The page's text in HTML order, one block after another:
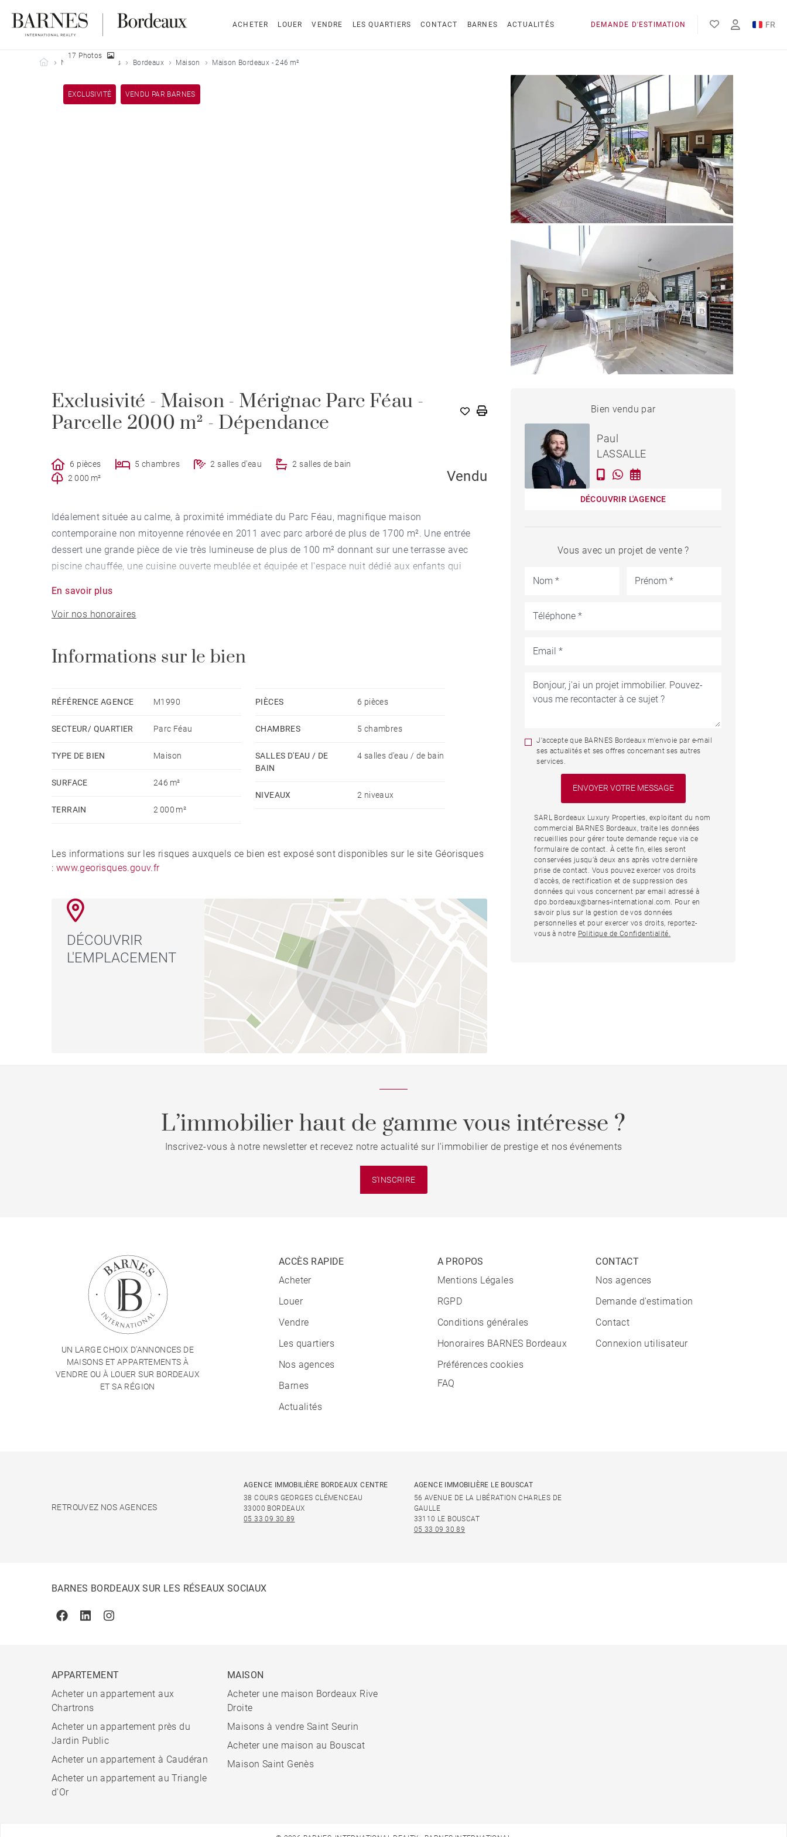
ACHETER LOUER VENDRE LES QUARTIERS CONTACT BARNES ACTUALITÉS DEMANDE D'ESTIMATION
FR
Barnes Bordeaux
Nos biens vendus Bordeaux Maison Maison Bordeaux - 246 m²
EXCLUSIVITÉ VENDU PAR BARNES
17 Photos
Exclusivité - Maison - Mérignac Parc Féau -
Parcelle 2000 m² - Dépendance
6 pièces 5 chambres 2 salles d'eau
2 salles de bain
2 000 m²
Vendu
Idéalement située au calme, à proximité immédiate du Parc Féau, magnifique maison
contemporaine non mitoyenne rénovée en 2011 avec parc arboré de plus de 1700 m². Une entrée
dessert une grande pièce de vie très lumineuse de plus de 100 m² donnant sur une terrasse avec
piscine chauffée, une cuisine ouverte meublée et équipée et l'espace nuit dédié aux enfants qui
dédié à l'espace parental, disposant d'un bureau ouvert avec accès à la terrasse végétalisée et d'une
suite parentale avec dressing et salle de bain, offrant un accès à une terrasse offrant une vue
d'une cave à vin aménagée. En fond de parcelle, la dépendance dispose d'une chambre avec salle
d'eau donnant sur une terrasse privative avec jacuzzi. Un garage deux véhicules complète ce bien
Contact Paul LASSALLE : 06 20 52 49 14
En savoir plus
Voir nos honoraires
Informations sur le bien
RÉFÉRENCE AGENCE M1990
SECTEUR/ QUARTIER Parc Féau
TYPE DE BIEN Maison
SURFACE 246 m²
TERRAIN 2 000 m²
PIÈCES 6 pièces
CHAMBRES 5 chambres
SALLES D'EAU / DE
BAIN
4 salles d'eau / de bain
NIVEAUX 2 niveaux
Les informations sur les risques auxquels ce bien est exposé sont disponibles sur le site Géorisques
: www.georisques.gouv.fr
DÉCOUVRIR
L'EMPLACEMENT
MAISON BORDEAUX -
246 M²
Bien vendu par
Paul
LASSALLE
DÉCOUVRIR L'AGENCE
Vous avec un projet de vente ?
J'accepte que BARNES Bordeaux m'envoie par e-mail
ses actualités et ses offres concernant ses autres
services.
SARL Bordeaux Luxury Properties, exploitant du nom
commercial BARNES Bordeaux, traite les données
recueillies pour gérer toute demande reçue via ce
formulaire de contact. À cette fin, elles seront
conservées jusqu’à deux ans après votre dernière
prise de contact. Vous pouvez exercer vos droits
d'accès, de rectification et de suppression des
données qui vous concernent par email adressé à
dpo.bordeaux@barnes-international.com. Pour en
savoir plus sur la gestion de vos données
personnelles et pour exercer vos droits, reportez-
vous à notre Politique de Confidentialité.
L’immobilier haut de gamme vous intéresse ?
Inscrivez-vous à notre newsletter et recevez notre actualité sur l'immobilier de prestige et nos événements
S'INSCRIRE
UN LARGE CHOIX D'ANNONCES DE
MAISONS ET APPARTEMENTS À
VENDRE OU À LOUER SUR BORDEAUX
ET SA RÉGION
ACCÈS RAPIDE
Acheter
Louer
Vendre
Les quartiers
Nos agences
Barnes
Actualités
A PROPOS
Mentions Légales
RGPD
Conditions générales
Honoraires BARNES Bordeaux
Préférences cookies
FAQ
CONTACT
Nos agences
Demande d'estimation
Contact
Connexion utilisateur
RETROUVEZ NOS AGENCES
AGENCE IMMOBILIÈRE BORDEAUX CENTRE
38 COURS GEORGES CLÉMENCEAU
33000 BORDEAUX
05 33 09 30 89
AGENCE IMMOBILIÈRE LE BOUSCAT
56 AVENUE DE LA LIBÉRATION CHARLES DE
GAULLE
33110 LE BOUSCAT
05 33 09 30 89
BARNES BORDEAUX SUR LES RÉSEAUX SOCIAUX
FacebookLinkedinInstagram
APPARTEMENT
Acheter un appartement aux
Chartrons
Acheter un appartement près du
Jardin Public
Acheter un appartement à Caudéran
Acheter un appartement au Triangle
d'Or
MAISON
Acheter une maison Bordeaux Rive
Droite
Maisons à vendre Saint Seurin
Acheter une maison au Bouscat
Maison Saint Genès